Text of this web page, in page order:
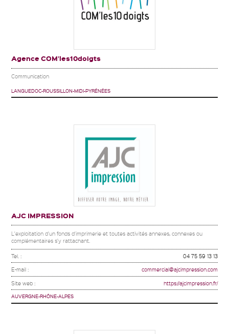
Agence COM’les10doigts
Communication
LANGUEDOC-ROUSSILLON-MIDI-PYRÉNÉES
AJC IMPRESSION
L'exploitation d'un fonds d'imprimerie et toutes activités annexes, connexes ou
complémentaires s'y rattachant.
Tel. : 04 75 59 13 13
E-mail : commercial@ajcimpression.com
Site web : https://ajcimpression.fr/
AUVERGNE-RHÔNE-ALPES